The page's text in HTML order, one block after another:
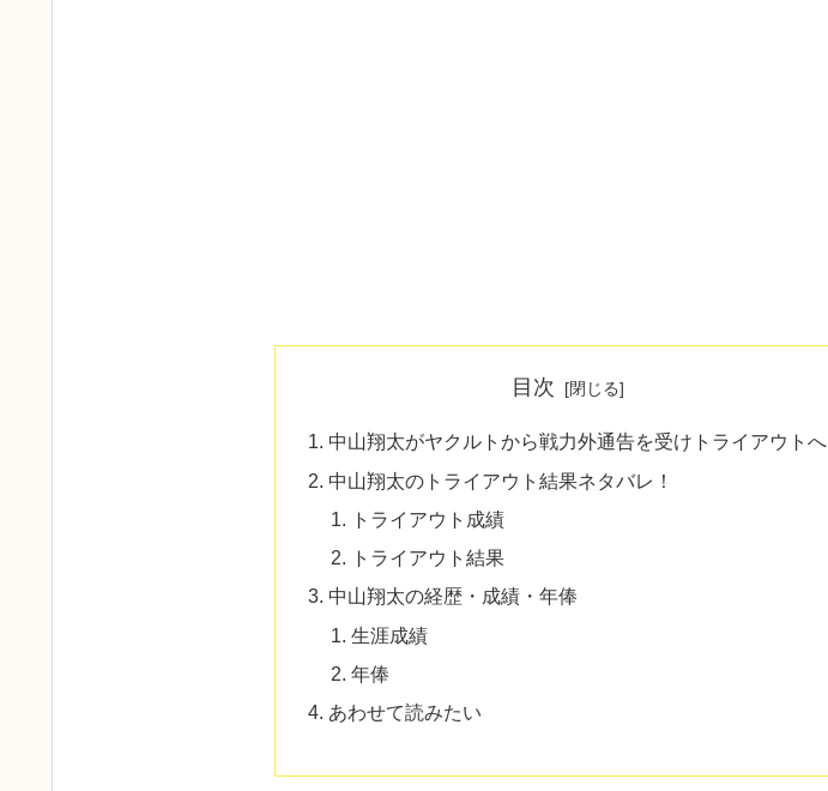
目次
中山翔太がヤクルトから戦力外通告を受けトライアウトへ
中山翔太のトライアウト結果ネタバレ！
トライアウト成績
トライアウト結果
中山翔太の経歴・成績・年俸
生涯成績
年俸
あわせて読みたい